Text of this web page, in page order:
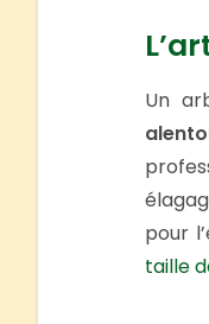
Un
pour
taille